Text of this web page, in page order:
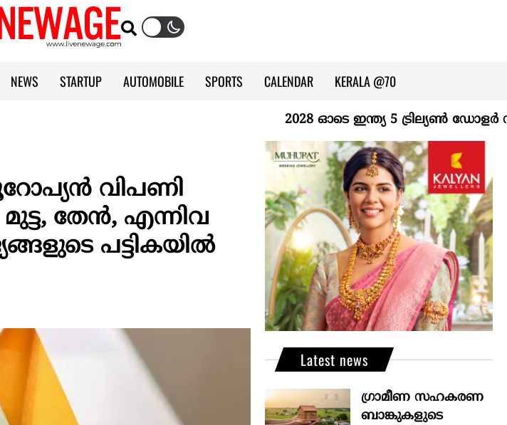
NEWS STARTUP AUTOMOBILE SPORTS CALENDAR KERALA @70
2028 ഓടെ ഇന്ത്യ 5 ട്രില്യണ്‍ ഡോളര്‍
വിപണി
തേന്‍, എന്നിവ
പട്ടികയില്‍
Latest news
ഗ്രാമീണ സഹകരണ
ബാങ്കുകളുടെ